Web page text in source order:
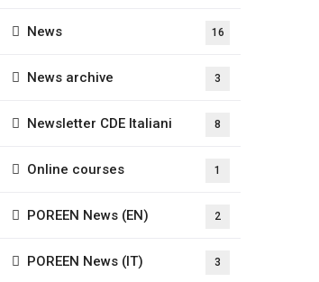
News 16
News archive 3
Newsletter CDE Italiani 8
Online courses 1
POREEN News (EN) 2
POREEN News (IT) 3